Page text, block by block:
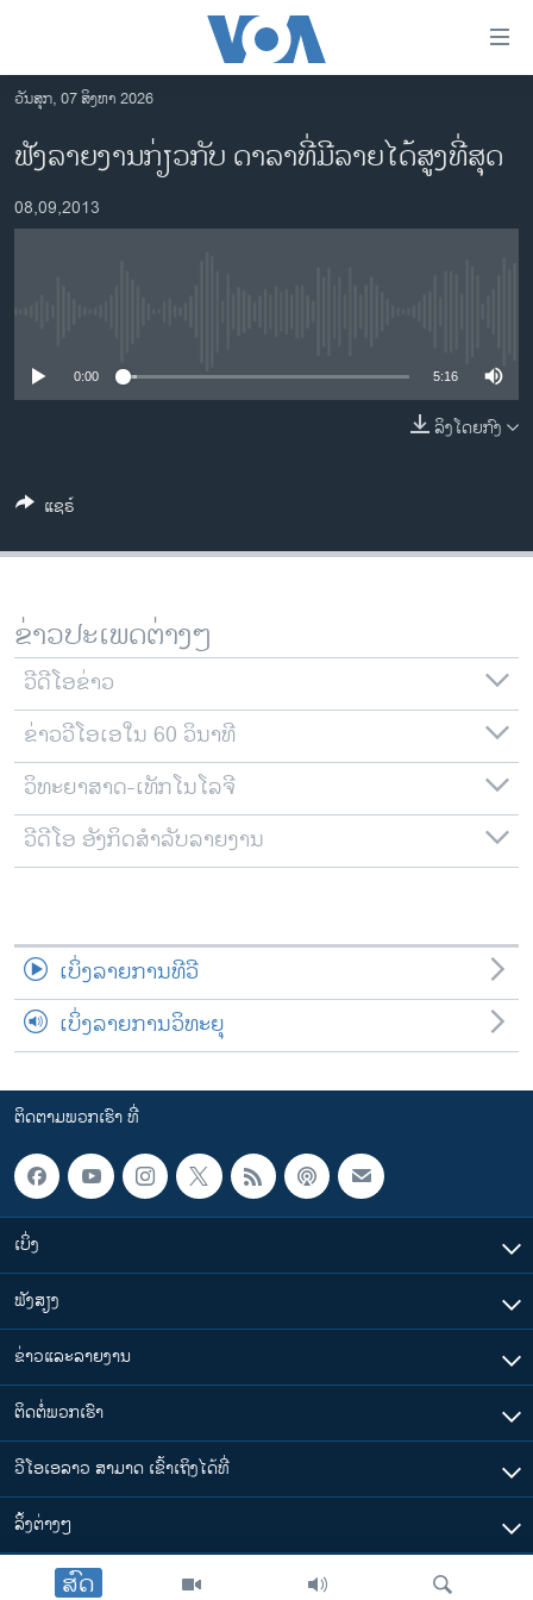
ເຂົ້າ
ຫາ
ຂ້າມ
ຂ້າມ
ຂ້າມ
ລາວ
ອາເມຣິກາ
ເອເຊຍ
ຊຸມຊົນຊາວລາວ
ວິທະຍາສາດ-ເທັກໂນໂລຈີ
ພາສາອັງກິດ
ວີດີໂອ
ສຽງ
ລາຍການກະຈາຍສຽງ
ລາຍງານ
ຕິດຕາມພວກເຮົາ ທີ່
ສົດ
ວັນສຸກ, 07 ສິງຫາ 2026
ຟັງ​ລາຍ​ງານ​ກ່ຽວ​ກັບ ດາລາ​ທີ່​ມີ​ລາຍ​ໄດ້​ສູງ​ທີ່​ສຸດ
08,09,2013
0:00 5:16
ລິງໂດຍກົງ
ແຊຣ໌
ຂ່າວປະເພດຕ່າງໆ
ວີດີໂອຂ່າວ
ຂ່າວວີໂອເອໃນ 60 ວິນາທີ
ວິທະຍາສາດ-ເທັກໂນໂລຈີ
ວີດີໂອ ອັງກິດສຳລັບລາຍງານ
ເບິ່ງລາຍການທີວີ
ເບິ່ງລາຍການວິທະຍຸ
ຕິດຕາມພວກເຮົາ ທີ່
ເບິ່ງ
ຟັງສຽງ
ຂ່າວແລະລາຍງານ
ຕິດຕໍ່ພວກເຮົາ
ວີໂອເອລາວ ສາມາດ ເຂົ້າເຖິງໄດ້ທີ່
​ລິ້ງ​ຕ່າງໆ
ຕາມເວລາໃນລາວ